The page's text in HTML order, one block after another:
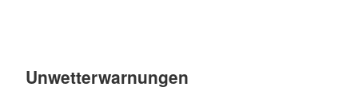
Unwetterwarnungen